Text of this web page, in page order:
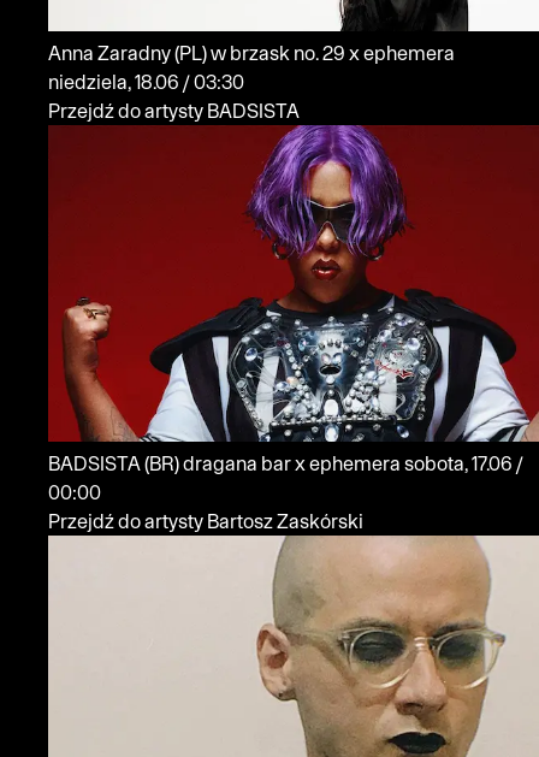
Anna Zaradny(PL)w brzask no. 29 x ephemera
niedziela, 18.06 / 03:30
Przejdź do artysty BADSISTA
BADSISTA (BR)dragana bar x ephemera sobota, 17.06 /
00:00
Przejdź do artysty Bartosz Zaskórski